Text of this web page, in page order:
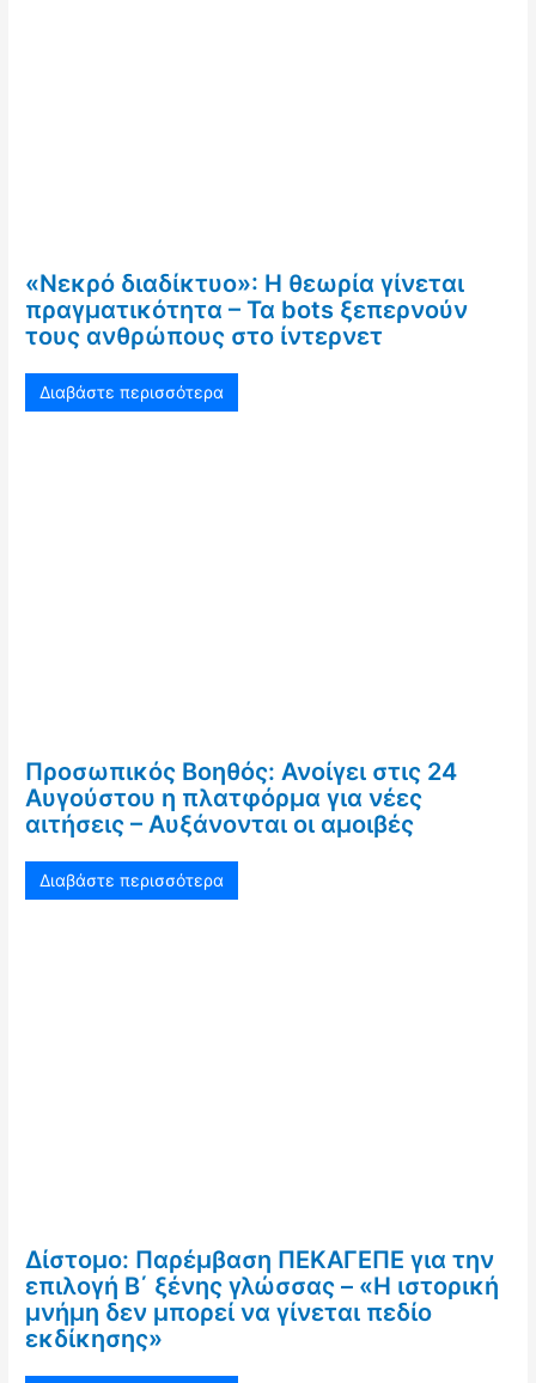
«Νεκρό διαδίκτυο»: Η θεωρία γίνεται
πραγματικότητα – Τα bots ξεπερνούν
τους ανθρώπους στο ίντερνετ
Διαβάστε περισσότερα
Προσωπικός Βοηθός: Ανοίγει στις 24
Αυγούστου η πλατφόρμα για νέες
αιτήσεις – Αυξάνονται οι αμοιβές
Διαβάστε περισσότερα
Δίστομο: Παρέμβαση ΠΕΚΑΓΕΠΕ για την
επιλογή Β΄ ξένης γλώσσας – «Η ιστορική
μνήμη δεν μπορεί να γίνεται πεδίο
εκδίκησης»